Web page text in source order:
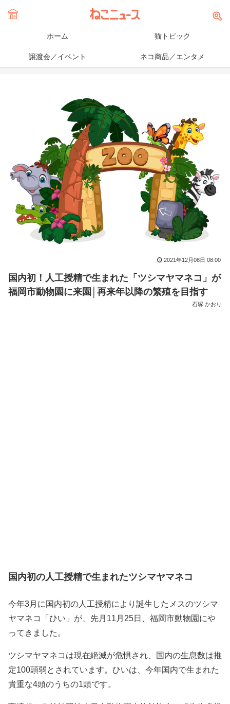
ホーム 猫トピック
譲渡会／イベント ネコ商品／エンタメ
国内初！人工授精で生まれた「ツシマヤマネコ」が
福岡市動物園に来園│再来年以降の繁殖を目指す
2021年12月08日 08:00
石塚 かおり
国内初の人工授精で生まれたツシマヤマネコ
今年3月に国内初の人工授精により誕生したメスのツシマ
ヤマネコ「ひい」が、先月11月25日、福岡市動物園にや
ってきました。
ツシマヤマネコは現在絶滅が危惧され、国内の生息数は推
定100頭弱とされています。ひいは、今年国内で生まれた
貴重な4頭のうちの1頭です。